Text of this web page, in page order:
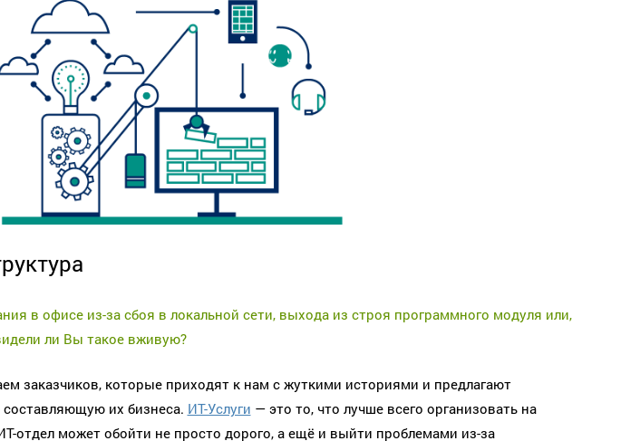
в офисе из-за сбоя в локальной сети, выхода из строя программного модуля или,
ли Вы такое вживую?
заказчиков, которые приходят к нам с жуткими историями и предлагают
их бизнеса. ИТ-Услуги — это то, что лучше всего организовать на
отдел может обойти не просто дорого, а ещё и выйти проблемами из-за